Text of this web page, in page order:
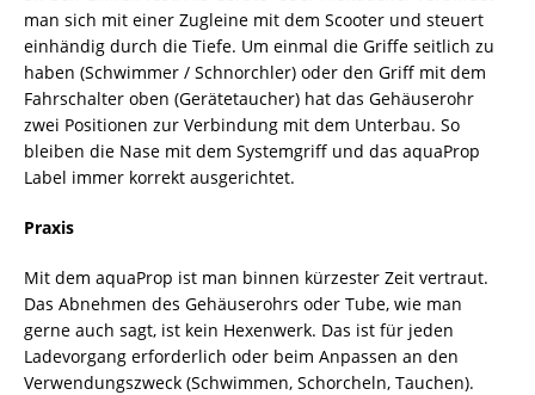
man sich mit einer Zugleine mit dem Scooter und steuert
einhändig durch die Tiefe. Um einmal die Griffe seitlich zu
haben (Schwimmer / Schnorchler) oder den Griff mit dem
Fahrschalter oben (Gerätetaucher) hat das Gehäuserohr
zwei Positionen zur Verbindung mit dem Unterbau. So
bleiben die Nase mit dem Systemgriff und das aquaProp
Label immer korrekt ausgerichtet.
Praxis
Mit dem aquaProp ist man binnen kürzester Zeit vertraut.
Das Abnehmen des Gehäuserohrs oder Tube, wie man
gerne auch sagt, ist kein Hexenwerk. Das ist für jeden
Ladevorgang erforderlich oder beim Anpassen an den
Verwendungszweck (Schwimmen, Schorcheln, Tauchen).